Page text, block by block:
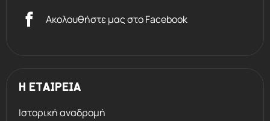
Ακολουθήστε μας στο Facebook
Η ΕΤΑΙΡΕΙΑ
Ιστορική αναδρομή